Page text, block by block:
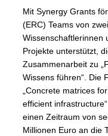
Mit Synergy Grants
(ERC) Teams von
Wissenschaftlerinnen
Projekte unterstützt,
Zusammenarbeit zu
Wissens führen“. Die
„Concrete matrices
efficient
einen Zeitraum von
Millionen Euro an die